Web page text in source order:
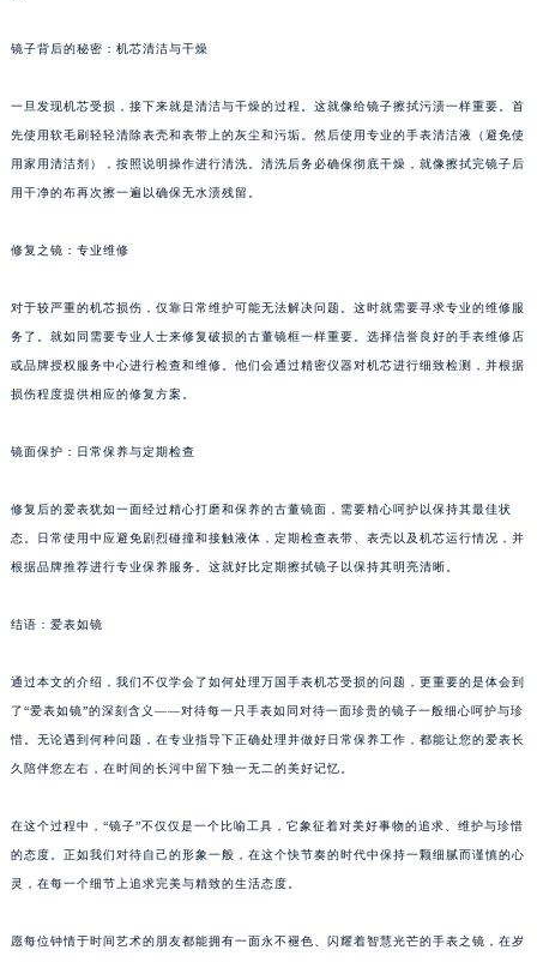
镜子背后的秘密：机芯清洁与干燥
一旦发现机芯受损，接下来就是清洁与干燥的过程。这就像给镜子擦拭污渍一样重要。首
先使用软毛刷轻轻清除表壳和表带上的灰尘和污垢。然后使用专业的手表清洁液（避免使
用家用清洁剂），按照说明操作进行清洗。清洗后务必确保彻底干燥，就像擦拭完镜子后
用干净的布再次擦一遍以确保无水渍残留。
修复之镜：专业维修
对于较严重的机芯损伤，仅靠日常维护可能无法解决问题。这时就需要寻求专业的维修服
务了。就如同需要专业人士来修复破损的古董镜框一样重要。选择信誉良好的手表维修店
或品牌授权服务中心进行检查和维修。他们会通过精密仪器对机芯进行细致检测，并根据
损伤程度提供相应的修复方案。
镜面保护：日常保养与定期检查
修复后的爱表犹如一面经过精心打磨和保养的古董镜面，需要精心呵护以保持其最佳状
态。日常使用中应避免剧烈碰撞和接触液体，定期检查表带、表壳以及机芯运行情况，并
根据品牌推荐进行专业保养服务。这就好比定期擦拭镜子以保持其明亮清晰。
结语：爱表如镜
通过本文的介绍，我们不仅学会了如何处理万国手表机芯受损的问题，更重要的是体会到
了“爱表如镜”的深刻含义——对待每一只手表如同对待一面珍贵的镜子一般细心呵护与珍
惜。无论遇到何种问题，在专业指导下正确处理并做好日常保养工作，都能让您的爱表长
久陪伴您左右，在时间的长河中留下独一无二的美好记忆。
在这个过程中，“镜子”不仅仅是一个比喻工具，它象征着对美好事物的追求、维护与珍惜
的态度。正如我们对待自己的形象一般，在这个快节奏的时代中保持一颗细腻而谨慎的心
灵，在每一个细节上追求完美与精致的生活态度。
愿每位钟情于时间艺术的朋友都能拥有一面永不褪色、闪耀着智慧光芒的手表之镜，在岁